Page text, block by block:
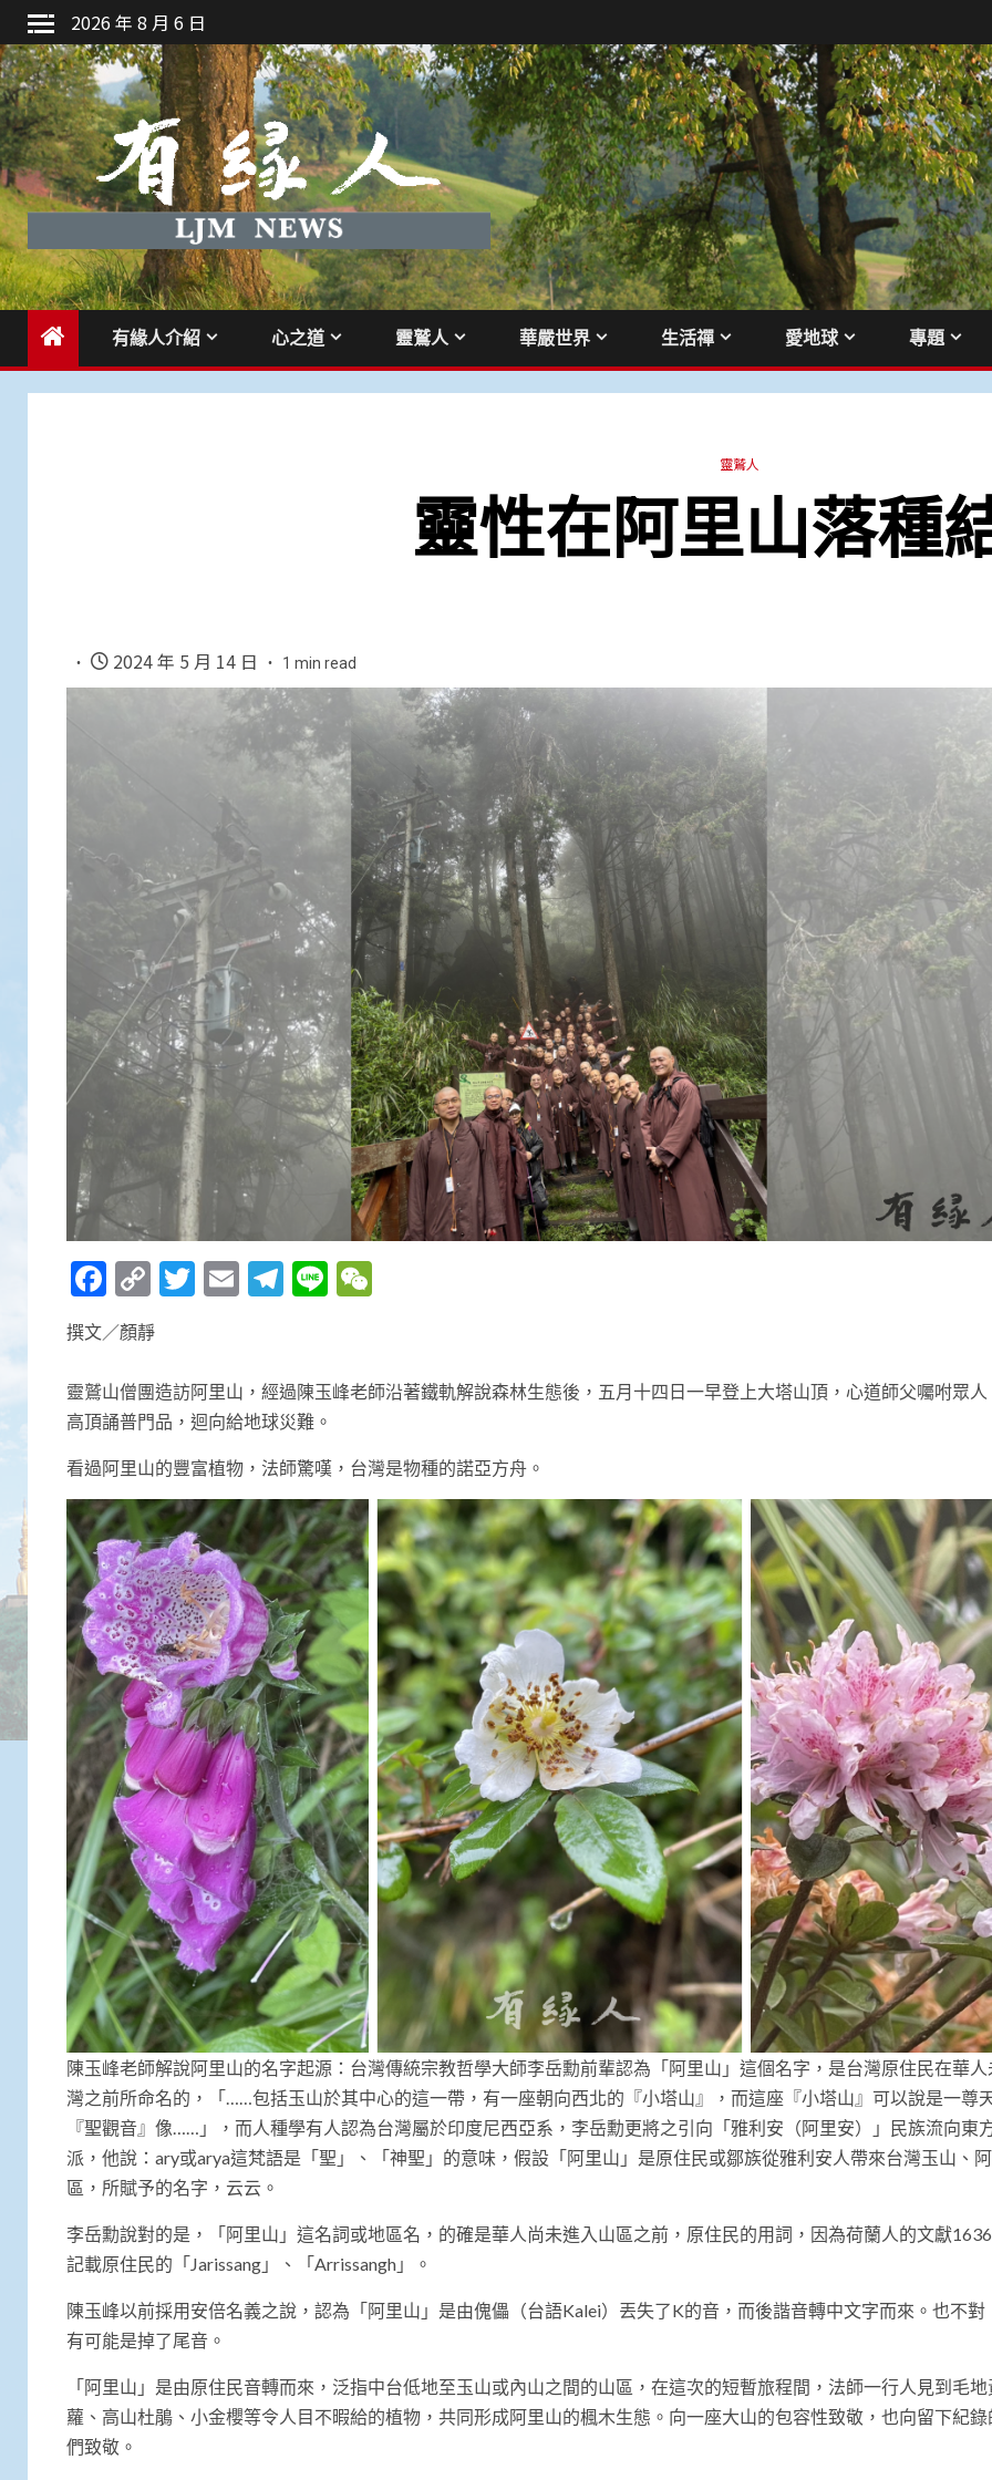
Skip
to
content
2026 年 8 月 6 日
有緣人介紹 心之道 靈鷲人 華嚴世界 生活禪 愛地球 專題
靈鷲人
靈性在阿里山落種
2024 年 5 月 14 日 1 min read
Facebook
Copy
Link
Twitter
EmailTelegram
Line
撰文／顏靜
靈鷲山僧團造訪阿里山，經過陳玉峰老師沿著鐵軌解說森林生態後，五月十四日一早登上大塔山頂，心道師父囑咐眾
高頂誦普門品，迴向給地球災難。
看過阿里山的豐富植物，法師驚嘆，台灣是物種的諾亞方舟。
陳玉峰老師解說阿里山的名字起源：台灣傳統宗教哲學大師李岳勳前輩認為「阿里山」這個名字，是台灣原住民在華
灣之前所命名的，「……包括玉山於其中心的這一帶，有一座朝向西北的『小塔山』，而這座『小塔山』可以說是一尊
『聖觀音』像……」，而人種學有人認為台灣屬於印度尼西亞系，李岳勳更將之引向「雅利安（阿里安）」民族流向東
派，他說：ary或arya這梵語是「聖」、「神聖」的意味，假設「阿里山」是原住民或鄒族從雅利安人帶來台灣玉山、
區，所賦予的名字，云云。
李岳勳說對的是，「阿里山」這名詞或地區名，的確是華人尚未進入山區之前，原住民的用詞，因為荷蘭人的文獻
記載原住民的「Jarissang」、「Arrissangh」。
陳玉峰以前採用安倍名義之說，認為「阿里山」是由傀儡（台語Kalei）丟失了K的音，而後諧音轉中文字而來。也不對
有可能是掉了尾音。
「阿里山」是由原住民音轉而來，泛指中台低地至玉山或內山之間的山區，在這次的短暫旅程間，法師一行人見到毛
蘿、高山杜鵑、小金櫻等令人目不暇給的植物，共同形成阿里山的楓木生態。向一座大山的包容性致敬，也向留下紀
們致敬。